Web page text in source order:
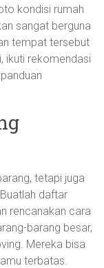
kondisi rumah
sangat berguna
tempat tersebut
ikuti rekomendasi
tetapi juga
daftar
rencanakan cara
barang besar,
Mereka bisa
terbatas.